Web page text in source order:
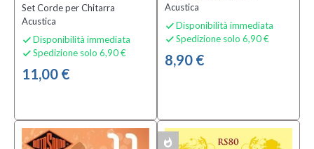
0,00 €
90,00 €
In
offerta
Set Corde per Chitarra
Acustica
 Disponibilità immediata
 Spedizione solo 6,90 €
11,00 €
Acustica
 Disponibilità immediata
 Spedizione solo 6,90 €
8,90 €
MULTIPACK whatshot